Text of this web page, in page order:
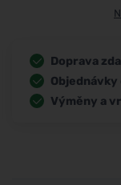
Doprava
Objednávky
Výměny a